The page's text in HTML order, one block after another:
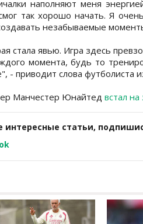
наполняют меня
так хорошо начать. Я
незабываемые
стала явью. Игра здесь
момента, будь то
- приводит слова футболиста
Манчестер Юнайтед встал
интересные статьи,